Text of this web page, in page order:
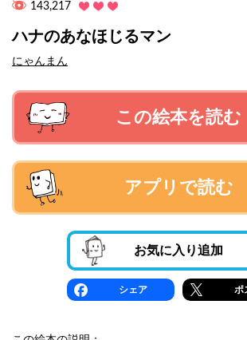
143,217
ハナのあなほじるマン
にゃんまん
この絵本を読む
アプリで読む
お気に入り追加
シェア ポ